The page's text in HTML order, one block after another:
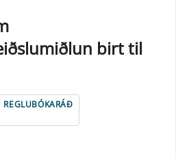
birt til
REGLUBÓKARÁÐ